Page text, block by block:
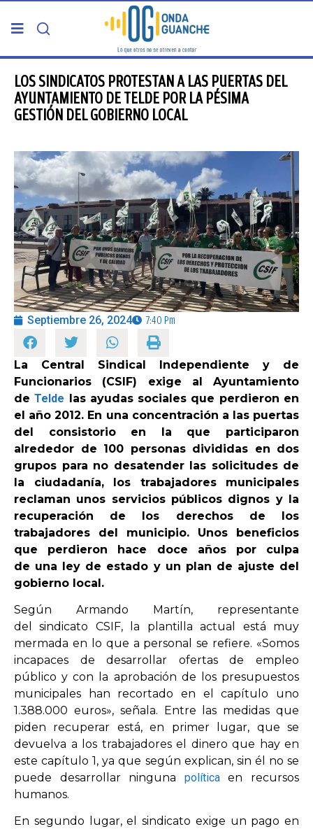
PORTADA
TELDE
GRAN CANARIA
CANARIAS
5ª COLUMNA
CARTAS DEL DIRECTOR
ENTREVISTAS
OPINIÓN
PROGRAMAS
LOS SINDICATOS PROTESTAN A LAS PUERTAS DEL
AYUNTAMIENTO DE TELDE POR LA PÉSIMA
GESTIÓN DEL GOBIERNO LOCAL
Septiembre 26, 2024 7:40 Pm
La Central Sindical Independiente y de
Funcionarios (CSIF) exige al Ayuntamiento
deTelde las ayudas sociales que perdieron en
el año 2012. En una concentración a las puertas
del consistorio en la que participaron
alrededor de 100 personas divididas en dos
grupos para no desatender las solicitudes de
la ciudadanía, los trabajadores municipales
reclaman unos servicios públicos dignos y la
recuperación de los derechos de los
trabajadores del municipio. Unos beneficios
que perdieron hace doce años por culpa
de una ley de estado y un plan de ajuste del
gobierno local.
Según Armando Martín, representante
del sindicato CSIF, la plantilla actual está muy
mermada en lo que a personal se refiere. «Somos
incapaces de desarrollar ofertas de empleo
público y con la aprobación de los presupuestos
municipales han recortado en el capítulo uno
1.388.000 euros», señala. Entre las medidas que
piden recuperar está, en primer lugar, que se
devuelva a los trabajadores el dinero que hay en
este capítulo 1, ya que según explican, sin él no se
puede desarrollar ninguna políticaen recursos
humanos.
En segundo lugar, el sindicato exige un pago en